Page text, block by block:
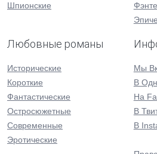
Шпионские
Любовные романы
Исторические
Короткие
Фантастические
Остросюжетные
Современные
Эротические
Мы
В
На
В
В